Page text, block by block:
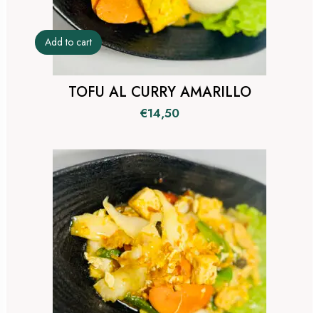
TOFU AL CURRY AMARILLO
€14,50
Add to cart